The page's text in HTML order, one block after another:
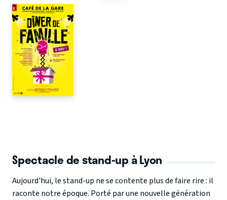
Spectacle de stand-up à Lyon
Aujourd'hui, le stand-up ne se contente plus de faire rire : il
raconte notre époque. Porté par une nouvelle génération